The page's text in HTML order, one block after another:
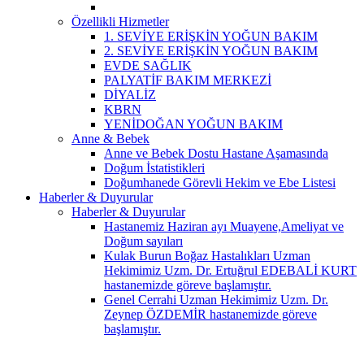
Özellikli Hizmetler
1. SEVİYE ERİŞKİN YOĞUN BAKIM
2. SEVİYE ERİŞKİN YOĞUN BAKIM
EVDE SAĞLIK
PALYATİF BAKIM MERKEZİ
DİYALİZ
KBRN
YENİDOĞAN YOĞUN BAKIM
Anne & Bebek
Anne ve Bebek Dostu Hastane Aşamasında
Doğum İstatistikleri
Doğumhanede Görevli Hekim ve Ebe Listesi
Haberler & Duyurular
Haberler & Duyurular
Hastanemiz Haziran ayı Muayene,Ameliyat ve
Doğum sayıları
Kulak Burun Boğaz Hastalıkları Uzman
Hekimimiz Uzm. Dr. Ertuğrul EDEBALİ KURT
hastanemizde göreve başlamıştır.
Genel Cerrahi Uzman Hekimimiz Uzm. Dr.
Zeynep ÖZDEMİR hastanemizde göreve
başlamıştır.